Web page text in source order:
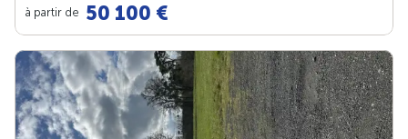
à partir de 50 100 €